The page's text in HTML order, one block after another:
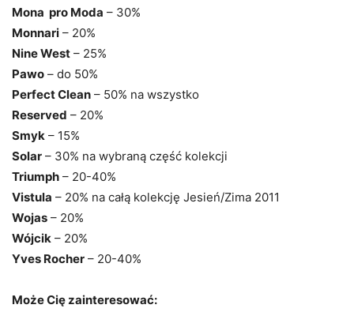
Mona pro Moda – 30%
Monnari – 20%
Nine West – 25%
Pawo – do 50%
Perfect Clean – 50% na wszystko
Reserved – 20%
Smyk – 15%
Solar – 30% na wybraną część kolekcji
Triumph – 20-40%
Vistula – 20% na całą kolekcję Jesień/Zima 2011
Wojas – 20%
Wójcik – 20%
Yves Rocher – 20-40%
Może Cię zainteresować: